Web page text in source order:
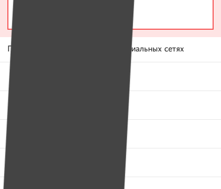
Поделитесь этой историей в социальных сетях